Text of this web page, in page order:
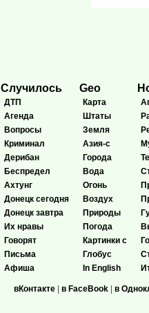
Случилось
ДТП
Агенда
Вопросы
Криминал
Дерибан
Беспредел
Ахтунг
Донецк сегодня
Донецк завтра
Их нравы
Говорят
Письма
Афиша
Geo
Карта
Штаты
Земля
Азия-с
Города
Вода
Огонь
Воздух
Природы
Погода
Картинки с
Глобус
In English
вКонтакте | в FaceBook | в